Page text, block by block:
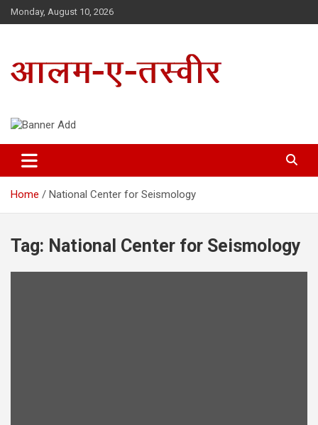
Skip
to
Monday, August 10, 2026
Alam E Tasveer
Home National Center for Seismology
Tag: National Center for Seismology